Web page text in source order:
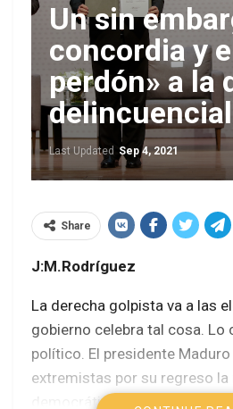
Un sin
concordia y
perdón» a la
Last Updated Sep 4, 2021
Share
J:M.Rodríguez
La derecha golpista va a las
gobierno celebra tal cosa. Lo
político. El presidente
extremistas por su regreso
democrática y el ministro que